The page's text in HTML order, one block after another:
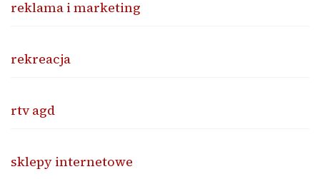
reklama i marketing
rekreacja
rtv agd
sklepy internetowe